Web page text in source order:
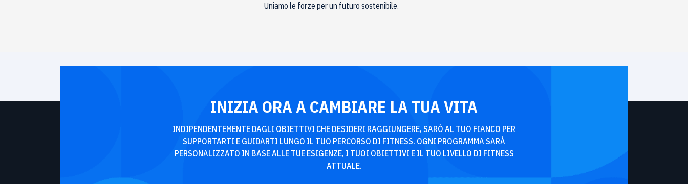
Uniamo le forze per un futuro sostenibile.
INIZIA ORA A CAMBIARE LA TUA VITA
INDIPENDENTEMENTE DAGLI OBIETTIVI CHE DESIDERI RAGGIUNGERE, SARÒ AL TUO FIANCO PER
SUPPORTARTI E GUIDARTI LUNGO IL TUO PERCORSO DI FITNESS. OGNI PROGRAMMA SARÀ
PERSONALIZZATO IN BASE ALLE TUE ESIGENZE, I TUOI OBIETTIVI E IL TUO LIVELLO DI FITNESS
ATTUALE.